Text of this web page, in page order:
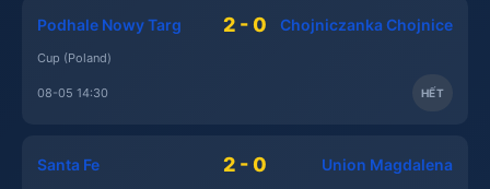
Podhale Nowy Targ 2 - 0 Chojniczanka Chojnice
Cup (Poland)
08-05 14:30 HẾT
Santa Fe 2 - 0 Union Magdalena